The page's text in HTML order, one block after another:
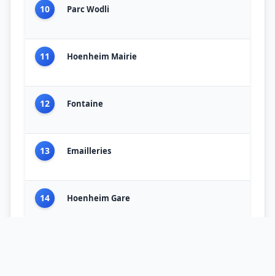
10 Parc Wodli
11 Hoenheim Mairie
12 Fontaine
13 Emailleries
14 Hoenheim Gare